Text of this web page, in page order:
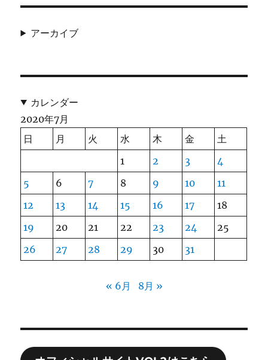
アーカイブ
カレンダー
2020年7月
日
月 火 水 木 金
土
1
2 3
4
5
6 7 8 9 10
11
12
13 14 15 16 17
18
19
20 21 22 23 24
25
26
27 28 29 30 31
« 6月 8月 »